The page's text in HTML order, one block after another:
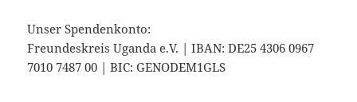
Unser Spendenkonto:
Freundeskreis Uganda e.V. | IBAN: DE25 4306 0967
7010 7487 00 | BIC: GENODEM1GLS